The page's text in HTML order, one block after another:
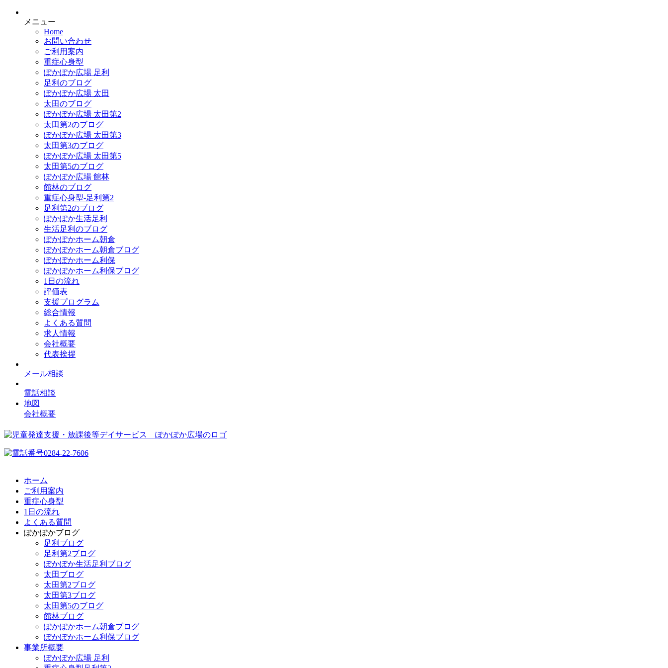
メニュー
Home
お問い合わせ
ご利用案内
重症心身型
ぽかぽか広場 足利
足利のブログ
ぽかぽか広場 太田
太田のブログ
ぽかぽか広場 太田第2
太田第2のブログ
ぽかぽか広場 太田第3
太田第3のブログ
ぽかぽか広場 太田第5
太田第5のブログ
ぽかぽか広場 館林
館林のブログ
重症心身型-足利第2
足利第2のブログ
ぽかぽか生活足利
生活足利のブログ
ぽかぽかホーム朝倉
ぽかぽかホーム朝倉ブログ
ぽかぽかホーム利保
ぽかぽかホーム利保ブログ
1日の流れ
評価表
支援プログラム
総合情報
よくある質問
求人情報
会社概要
代表挨拶
メール相談
電話相談
地図
会社概要
ホーム
ご利用案内
重症心身型
1日の流れ
よくある質問
ぽかぽかブログ
足利ブログ
足利第2ブログ
ぽかぽか生活足利ブログ
太田ブログ
太田第2ブログ
太田第3ブログ
太田第5のブログ
館林ブログ
ぽかぽかホーム朝倉ブログ
ぽかぽかホーム利保ブログ
事業所概要
ぽかぽか広場 足利